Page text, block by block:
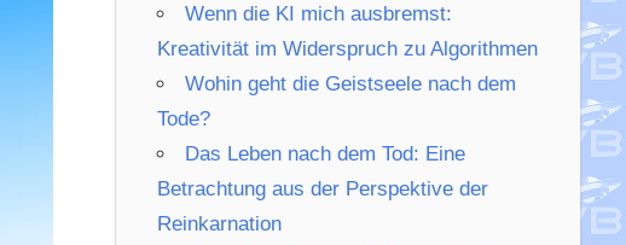
Wenn die KI mich ausbremst:
Kreativität im Widerspruch zu Algorithmen
Wohin geht die Geistseele nach dem
Tode?
Das Leben nach dem Tod: Eine
Betrachtung aus der Perspektive der
Reinkarnation